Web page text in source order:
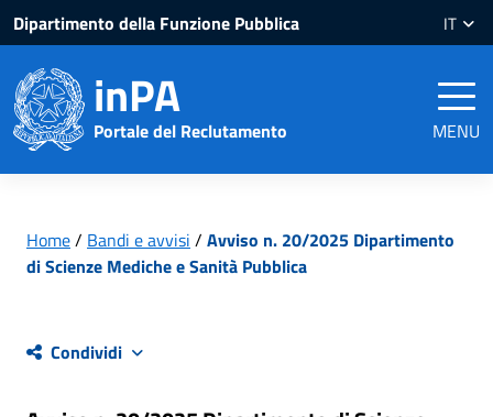
Salta
al
contenuto
Salta
al
pagina
Dipartimento della Funzione Pubblica IT
inPA
Portale del Reclutamento MENU
Home/ Bandi e avvisi / Avviso n. 20/2025 Dipartimento
di Scienze Mediche e Sanità Pubblica
Condividi